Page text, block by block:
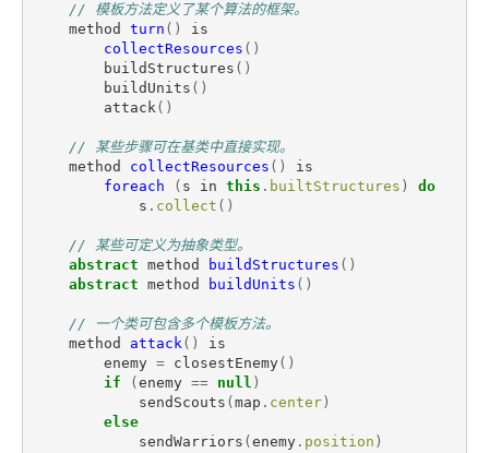
// 模板方法定义了某个算法的框架。
method
turn ()
is
collectResources ()
buildStructures ()
buildUnits ()
attack()
// 某些步骤可在基类中直接实现。
method
collectResources ()
is
foreach
( s in this . builtStructures )
do
s . collect ()
// 某些可定义为抽象类型。
abstract method buildStructures ()
abstract method buildUnits ()
// 一个类可包含多个模板方法。
method
attack()
is
enemy = closestEnemy()
if
( enemy == null )
sendScouts ( map . center)
else
sendWarriors ( enemy. position )